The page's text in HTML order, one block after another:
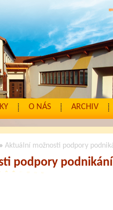
O NÁS ARCHIV
»Aktuální možnosti podpory
podpory podnikání